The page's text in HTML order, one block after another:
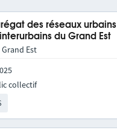
des réseaux urbains
du Grand Est
Grand Est
collectif